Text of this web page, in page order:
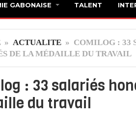
GABONAISE TALENT
» ACTUALITE » COMILOG : 33
DE LA MÉDAILLE DU TRAVAIL
: 33 salariés
du travail